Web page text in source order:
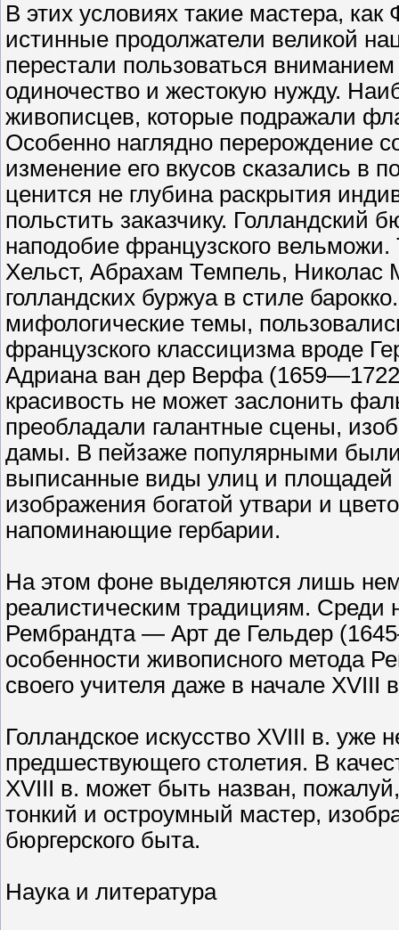
В этих условиях такие мастера,
истинные продолжатели великой
перестали пользоваться
одиночество и жестокую нужду.
живописцев, которые подражали
Особенно наглядно перерождение
изменение его вкусов сказались в
ценится не глубина раскрытия
польстить заказчику. Голландский
наподобие французского
Хельст, Абрахам Темпель, Николас
голландских буржуа в стиле
мифологические темы,
французского классицизма вроде
Адриана ван дер Верфа
красивость не может заслонить
преобладали галантные сцены,
дамы. В пейзаже популярными
выписанные виды улиц и площадей
изображения богатой утвари и
напоминающие гербарии.
На этом фоне выделяются лишь
реалистическим традициям. Среди
Рембрандта — Арт де Гельдер
особенности живописного метода
своего учителя даже в начале
Голландское искусство XVIII в. уже
предшествующего столетия. В
XVIII в. может быть назван,
тонкий и остроумный мастер,
бюргерского быта.
Наука и литература